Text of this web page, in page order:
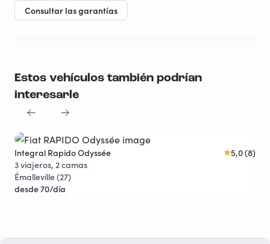
Consultar las garantías
Estos vehículos también podrían
interesarle
Joya viajera
Integral Rapido Odyssée
5,0 (8)
3 viajeros, 2 camas
Émalleville (27)
desde 70/día